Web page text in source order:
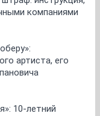
компаниями
артиста, его
10-летний